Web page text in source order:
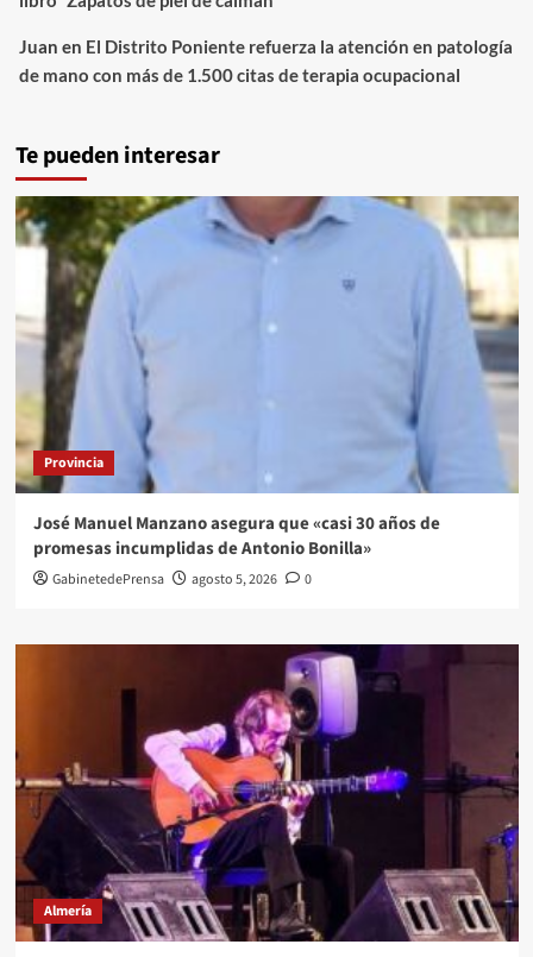
Juan en El Distrito Poniente refuerza la atención en patología
de mano con más de 1.500 citas de terapia ocupacional
Te pueden interesar
Provincia
José Manuel Manzano asegura que «casi 30 años de
promesas incumplidas de Antonio Bonilla»
GabinetedePrensa agosto 5, 2026 0
Almería